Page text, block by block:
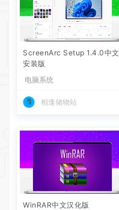
ScreenArc Setup 1.4.0中文
安装版
电脑系统
相逢储物站
WinRAR中文汉化版